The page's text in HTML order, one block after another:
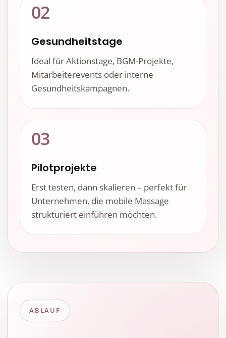
02
Gesundheitstage
Ideal für Aktionstage, BGM-Projekte,
Mitarbeiterevents oder interne
Gesundheitskampagnen.
03
Pilotprojekte
Erst testen, dann skalieren – perfekt für
Unternehmen, die mobile Massage
strukturiert einführen möchten.
ABLAUF